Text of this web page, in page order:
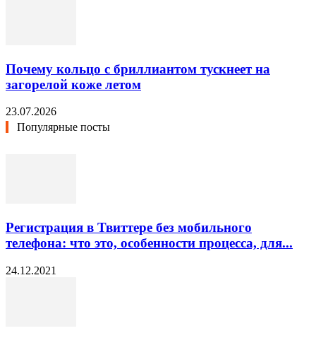
Почему кольцо с бриллиантом тускнеет на
загорелой коже летом
23.07.2026
Популярные посты
Регистрация в Твиттере без мобильного
телефона: что это, особенности процесса, для...
24.12.2021